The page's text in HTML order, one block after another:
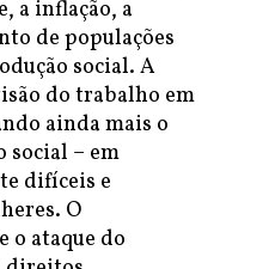
a inflação, a
de populações
social. A
do trabalho em
ainda mais o
social – em
difíceis e
O
o ataque do